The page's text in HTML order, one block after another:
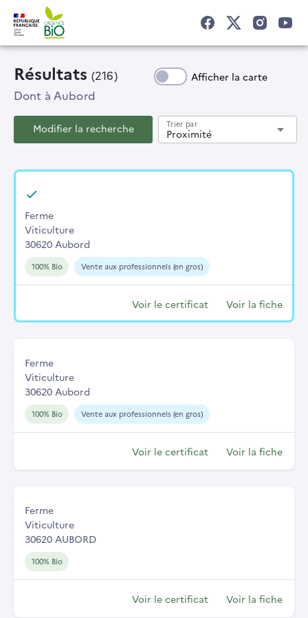
Résultats (216) Afficher la carte
Dont à Aubord
Modifier la recherche Proximité
Trier par arrow_drop_down
Ferme
Viticulture
30620 Aubord
100% Bio Vente aux professionnels (en gros)
Voir le certificat Voir la fiche
Ferme
Viticulture
30620 Aubord
100% Bio Vente aux professionnels (en gros)
Voir le certificat Voir la fiche
Ferme
Viticulture
30620 AUBORD
100% Bio
Voir le certificat Voir la fiche